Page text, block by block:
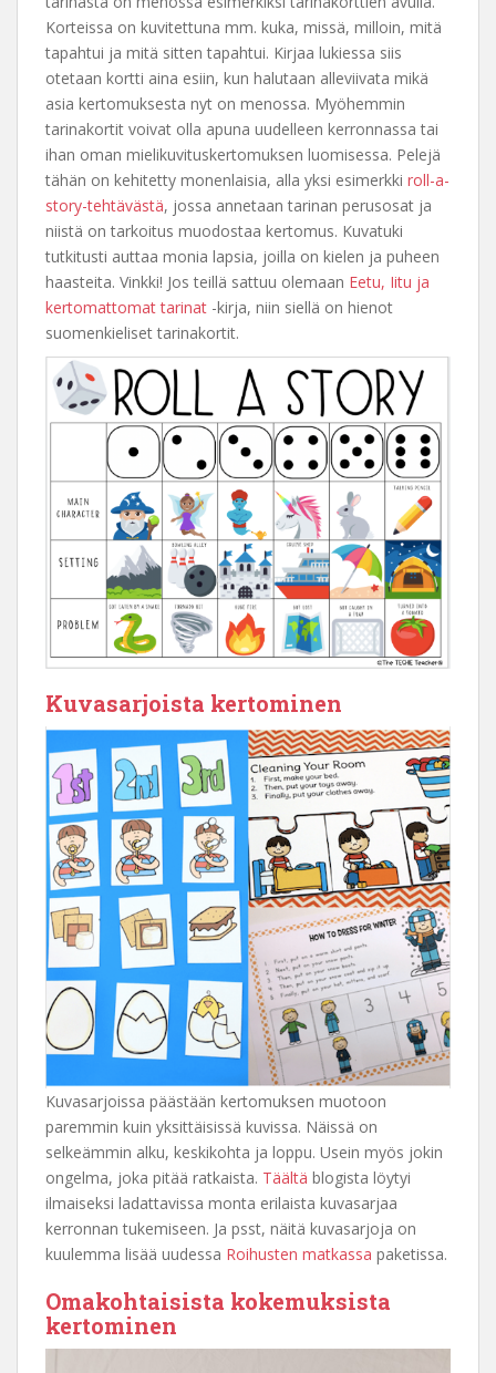
Korteissa on kuvitettuna mm. kuka, missä, milloin, mitä
tapahtui ja mitä sitten tapahtui. Kirjaa lukiessa siis
otetaan kortti aina esiin, kun halutaan alleviivata mikä
asia kertomuksesta nyt on menossa. Myöhemmin
tarinakortit voivat olla apuna uudelleen kerronnassa tai
ihan oman mielikuvituskertomuksen luomisessa. Pelejä
tähän on kehitetty monenlaisia, alla yksi esimerkki roll-a-
story-tehtävästä, jossa annetaan tarinan perusosat ja
niistä on tarkoitus muodostaa kertomus. Kuvatuki
tutkitusti auttaa monia lapsia, joilla on kielen ja puheen
haasteita. Vinkki! Jos teillä sattuu olemaan Eetu, Iitu ja
kertomattomat tarinat -kirja, niin siellä on hienot
suomenkieliset tarinakortit.
Kuvasarjoista kertominen
Kuvasarjoissa päästään kertomuksen muotoon
paremmin kuin yksittäisissä kuvissa. Näissä on
selkeämmin alku, keskikohta ja loppu. Usein myös jokin
ongelma, joka pitää ratkaista. Täältä blogista löytyi
ilmaiseksi ladattavissa monta erilaista kuvasarjaa
kerronnan tukemiseen. Ja psst, näitä kuvasarjoja on
kuulemma lisää uudessa Roihusten matkassa paketissa.
Omakohtaisista kokemuksista
kertominen